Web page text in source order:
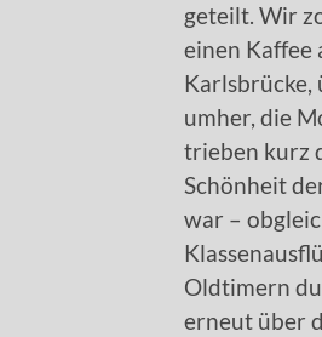
geteilt. Wir
einen Kaffee
Karlsbrücke,
umher, die
trieben kurz
Schönheit
war –
Oldtimern
erneut über